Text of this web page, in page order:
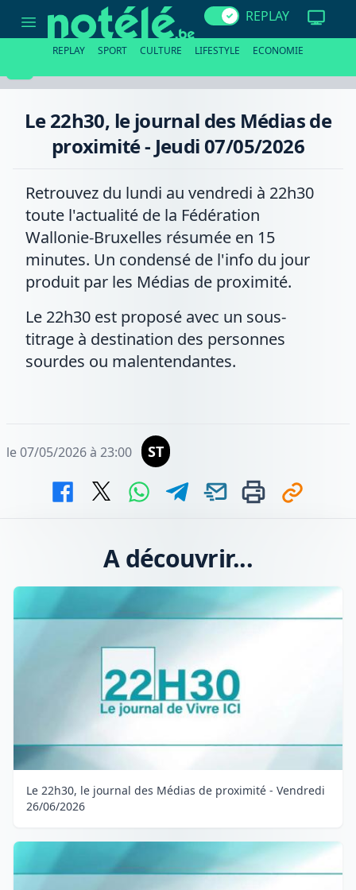
22h30,
de
REPLAY
REPLAY SPORT CULTURE LIFESTYLE ECONOMIE
Le 22h30, le journal des Médias de
proximité - Jeudi 07/05/2026
Retrouvez du lundi au vendredi à 22h30
toute l'actualité de la Fédération
Wallonie-Bruxelles résumée en 15
minutes. Un condensé de l'info du jour
produit par les Médias de proximité.
Le 22h30 est proposé avec un sous-
titrage à destination des personnes
sourdes ou malentendantes.
le 07/05/2026 à 23:00 ST
A découvrir...
Le 22h30, le journal des Médias de proximité - Vendredi
26/06/2026